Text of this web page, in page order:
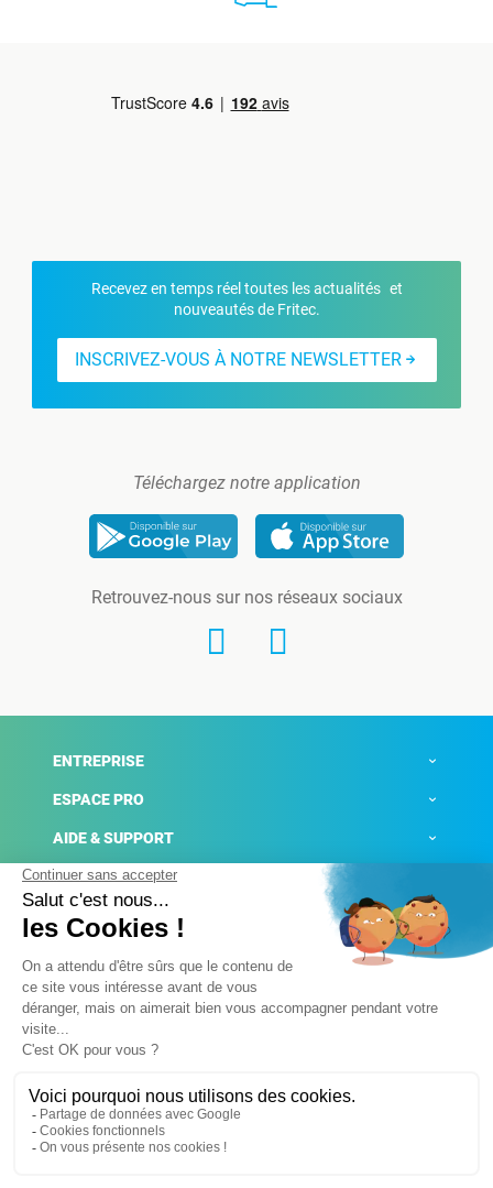
Recevez en temps réel toutes les actualités et
nouveautés de Fritec.
INSCRIVEZ-VOUS À NOTRE NEWSLETTER
Téléchargez notre application
Retrouvez-nous sur nos réseaux sociaux
ENTREPRISE
ESPACE PRO
AIDE & SUPPORT
ACTUALITÉS
Mentions légales
Conditions générales de ventes
Plateforme de signalement